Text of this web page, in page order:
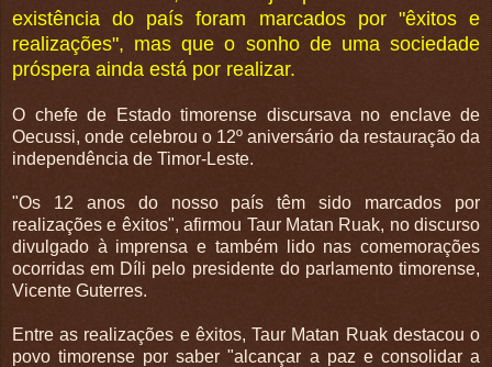
existência do país foram marcados por "êxitos e
realizações", mas que o sonho de uma sociedade
próspera ainda está por realizar.
O chefe de Estado timorense discursava no enclave de
Oecussi, onde celebrou o 12º aniversário da restauração da
independência de Timor-Leste.
"Os 12 anos do nosso país têm sido marcados por
realizações e êxitos", afirmou Taur Matan Ruak, no discurso
divulgado à imprensa e também lido nas comemorações
ocorridas em Díli pelo presidente do parlamento timorense,
Vicente Guterres.
Entre as realizações e êxitos, Taur Matan Ruak destacou o
povo timorense por saber "alcançar a paz e consolidar a